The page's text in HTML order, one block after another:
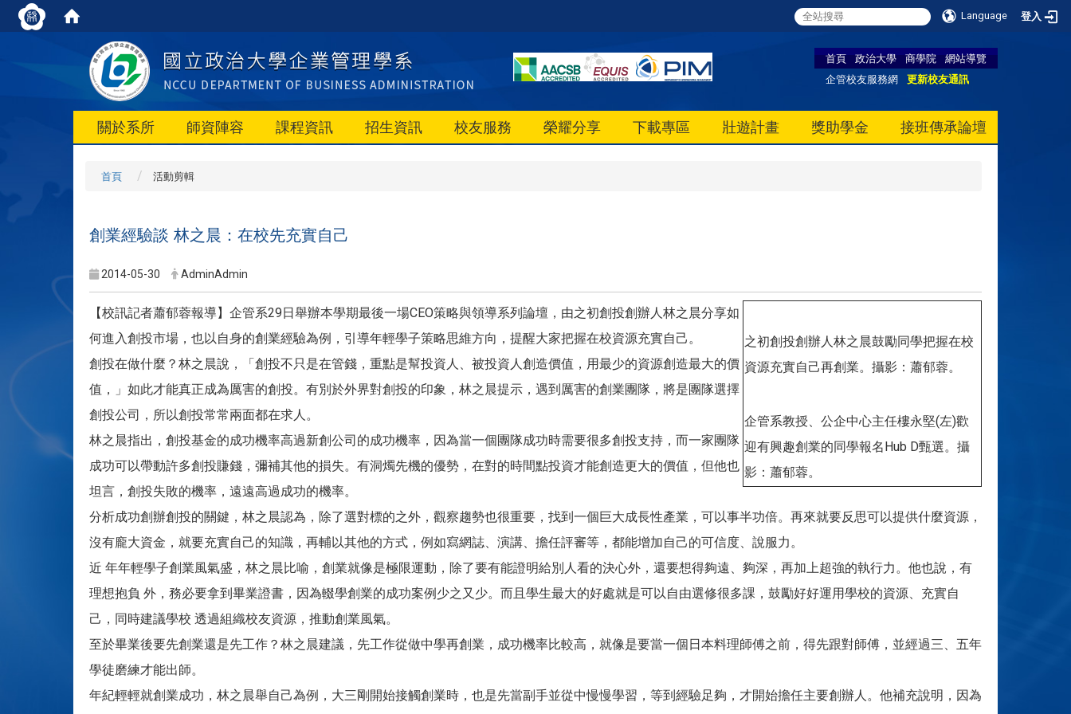
Language 登入
首頁 政治大學 商學院
網站導覽
企管校友服務網
更新校友通訊
關於系所 師資陣容 課程資訊 招生資訊 校友服務 榮耀分享 下載專區 壯遊計畫 獎助學金 接班傳承論壇
首頁 活動剪輯
創業經驗談 林之晨：在校先充實自己
2014-05-30 AdminAdmin
之初創投創辦人林之晨鼓勵同學把握在校
資源充實自己再創業。攝影：蕭郁蓉。
企管系教授、公企中心主任樓永堅(左)歡
迎有興趣創業的同學報名Hub D甄選。攝
影：蕭郁蓉。
【校訊記者蕭郁蓉報導】企管系29日舉辦本學期最後一場CEO策略與領導系列論壇，由之初創投創辦人林之晨分享如
何進入創投市場，也以自身的創業經驗為例，引導年輕學子策略思維方向，提醒大家把握在校資源充實自己。
創投在做什麼？林之晨說，「創投不只是在管錢，重點是幫投資人、被投資人創造價值，用最少的資源創造最大的價
值，」如此才能真正成為厲害的創投。有別於外界對創投的印象，林之晨提示，遇到厲害的創業團隊，將是團隊選擇
創投公司，所以創投常常兩面都在求人。
林之晨指出，創投基金的成功機率高過新創公司的成功機率，因為當一個團隊成功時需要很多創投支持，而一家團隊
成功可以帶動許多創投賺錢，彌補其他的損失。有洞燭先機的優勢，在對的時間點投資才能創造更大的價值，但他也
坦言，創投失敗的機率，遠遠高過成功的機率。
分析成功創辦創投的關鍵，林之晨認為，除了選對標的之外，觀察趨勢也很重要，找到一個巨大成長性產業，可以事半功倍。再來就要反思可以提供什麼資源，
沒有龐大資金，就要充實自己的知識，再輔以其他的方式，例如寫網誌、演講、擔任評審等，都能增加自己的可信度、說服力。
近 年年輕學子創業風氣盛，林之晨比喻，創業就像是極限運動，除了要有能證明給別人看的決心外，還要想得夠遠、夠深，再加上超強的執行力。他也說，有
理想抱負 外，務必要拿到畢業證書，因為輟學創業的成功案例少之又少。而且學生最大的好處就是可以自由選修很多課，鼓勵好好運用學校的資源、充實自
己，同時建議學校 透過組織校友資源，推動創業風氣。
至於畢業後要先創業還是先工作？林之晨建議，先工作從做中學再創業，成功機率比較高，就像是要當一個日本料理師傅之前，得先跟對師傅，並經過三、五年
學徒磨練才能出師。
年紀輕輕就創業成功，林之晨舉自己為例，大三剛開始接觸創業時，也是先當副手並從中慢慢學習，等到經驗足夠，才開始擔任主要創辦人。他補充說明，因為